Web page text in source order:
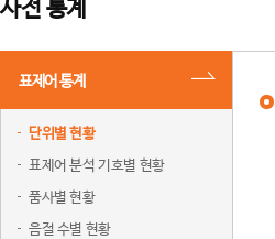
사전 통계
표제어 통계
단위별 현황
표제어 분석 기호별 현황
품사별 현황
음절 수별 현황